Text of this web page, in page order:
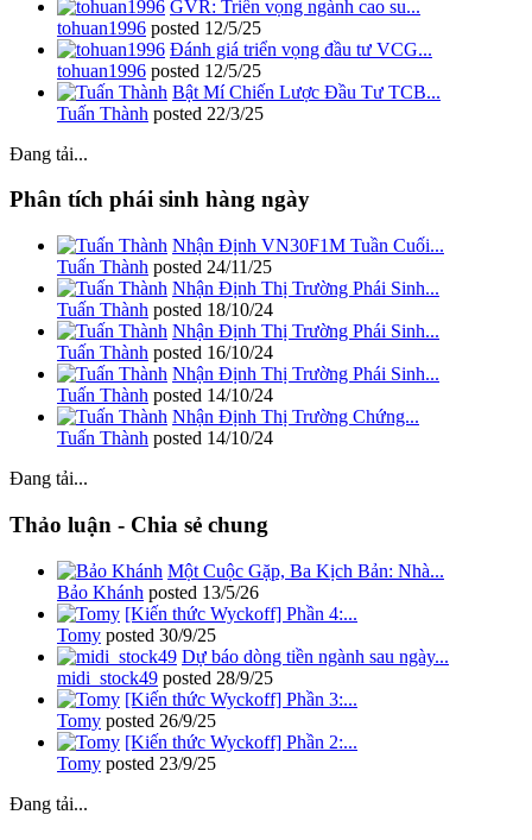
GVR: Triển vọng ngành cao su...
tohuan1996 posted 12/5/25
Đánh giá triển vọng đầu tư VCG...
tohuan1996 posted 12/5/25
Bật Mí Chiến Lược Đầu Tư TCB...
Tuấn Thành posted 22/3/25
Đang tải...
Phân tích phái sinh hàng ngày
Nhận Định VN30F1M Tuần Cuối...
Tuấn Thành posted 24/11/25
Nhận Định Thị Trường Phái Sinh...
Tuấn Thành posted 18/10/24
Nhận Định Thị Trường Phái Sinh...
Tuấn Thành posted 16/10/24
Nhận Định Thị Trường Phái Sinh...
Tuấn Thành posted 14/10/24
Nhận Định Thị Trường Chứng...
Tuấn Thành posted 14/10/24
Đang tải...
Thảo luận - Chia sẻ chung
Một Cuộc Gặp, Ba Kịch Bản: Nhà...
Bảo Khánh posted 13/5/26
[Kiến thức Wyckoff] Phần 4:...
Tomy posted 30/9/25
Dự báo dòng tiền ngành sau ngày...
midi_stock49 posted 28/9/25
[Kiến thức Wyckoff] Phần 3:...
Tomy posted 26/9/25
[Kiến thức Wyckoff] Phần 2:...
Tomy posted 23/9/25
Đang tải...